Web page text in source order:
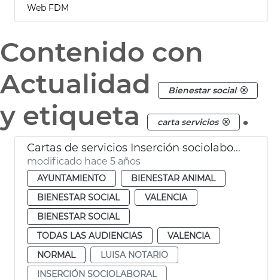
Web FDM
Contenido con
Actualidad
Bienestar social
y etiqueta carta servicios .
Cartas de servicios Inserción sociolaboral y Bienestar Animal
modificado hace 5 años
AYUNTAMIENTO
BIENESTAR ANIMAL
BIENESTAR SOCIAL
VALENCIA
BIENESTAR SOCIAL
TODAS LAS AUDIENCIAS
VALENCIA
NORMAL
LUISA NOTARIO
INSERCIÓN SOCIOLABORAL